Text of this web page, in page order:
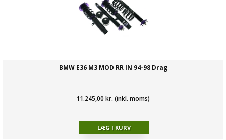
BMW E36 M3 MOD RR IN 94-98 Drag
11.245,00 kr. (inkl. moms)